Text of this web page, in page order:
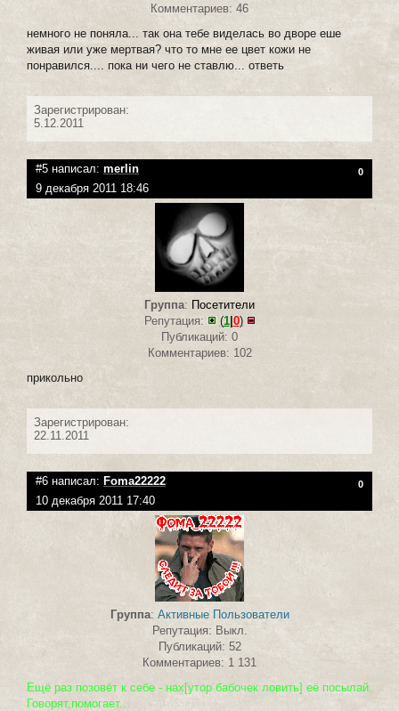
Комментариев: 46
немного не поняла... так она тебе виделась во дворе еше
живая или уже мертвая? что то мне ее цвет кожи не
понравился.... пока ни чего не ставлю... ответь
Зарегистрирован:
5.12.2011
#5 написал: merlin 0
9 декабря 2011 18:46
Группа: Посетители
Репутация:
(1|0)
Публикаций: 0
Комментариев: 102
прикольно
Зарегистрирован:
22.11.2011
#6 написал: Foma22222 0
10 декабря 2011 17:40
Группа: Активные Пользователи
Репутация: Выкл.
Публикаций: 52
Комментариев: 1 131
Ещё раз позовёт к себе - нах[утор бабочек ловить] её посылай.
Говорят,помогает...